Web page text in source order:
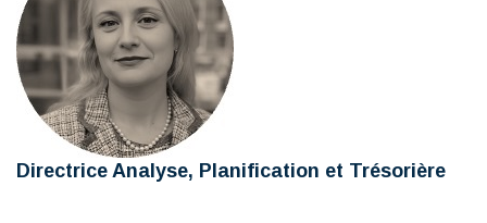
Directrice Analyse, Planification et Trésorière